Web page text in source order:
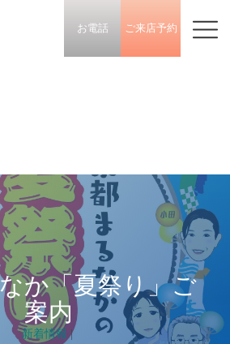
お電話 ご来店予約
か「夏祭り」ご
案内
新着情報 |